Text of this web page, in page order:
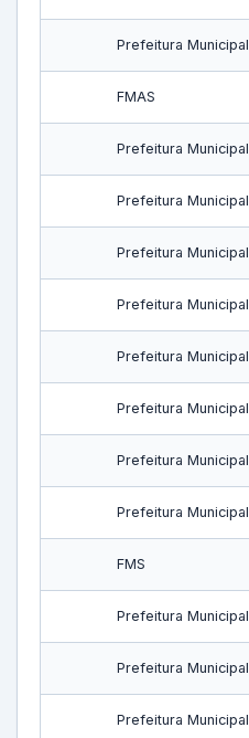
Prefeitura Municipal
FMAS
Prefeitura Municipal
Prefeitura Municipal
Prefeitura Municipal
Prefeitura Municipal
Prefeitura Municipal
Prefeitura Municipal
Prefeitura Municipal
Prefeitura Municipal
FMS
Prefeitura Municipal
Prefeitura Municipal
Prefeitura Municipal